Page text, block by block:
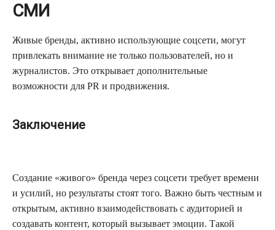
СМИ
Живые бренды, активно использующие соцсети, могут
привлекать внимание не только пользователей, но и
журналистов. Это открывает дополнительные
возможности для PR и продвижения.
Заключение
Создание «живого» бренда через соцсети требует времени
и усилий, но результаты стоят того. Важно быть честным и
открытым, активно взаимодействовать с аудиторией и
создавать контент, который вызывает эмоции. Такой